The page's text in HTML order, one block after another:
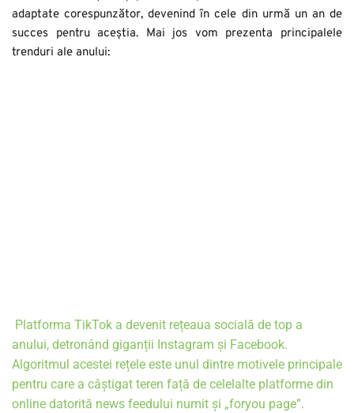
adaptate corespunzător, devenind în cele din urmă un an de
succes pentru aceștia. Mai jos vom prezenta principalele
trenduri ale anului:
Platforma TikTok a devenit rețeaua socială de top a
anului, detronând giganții Instagram și Facebook.
Algoritmul acestei rețele este unul dintre motivele principale
pentru care a câștigat teren față de celelalte platforme din
online datorită news feedului numit și „foryou page”.